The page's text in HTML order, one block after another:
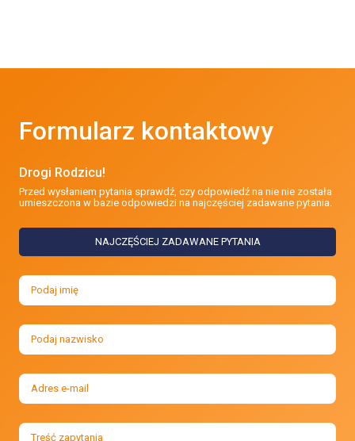
Formularz kontaktowy
Drogi Rodzicu!
Przed wysłaniem pytania sprawdź, czy odpowiedź na nie nie została
umieszczona w bazie odpowiedzi na najczęściej zadawane pytania.
NAJCZĘŚCIEJ ZADAWANE PYTANIA